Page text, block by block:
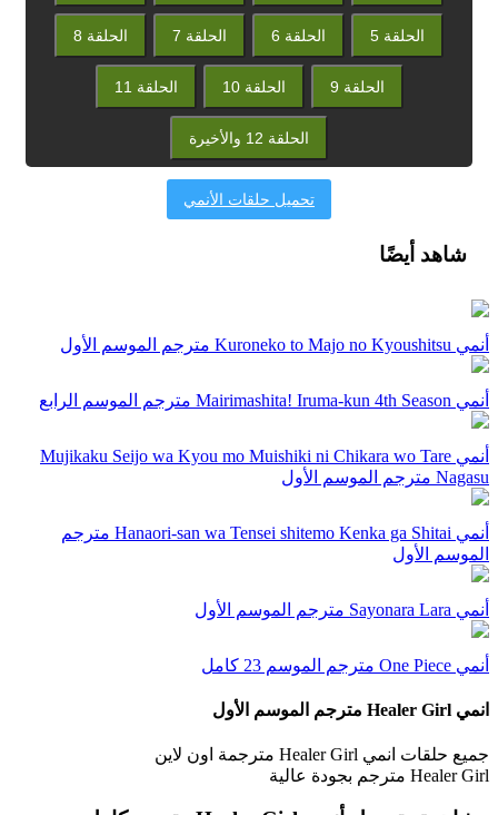
الحلقة 5 الحلقة 6 الحلقة 7 الحلقة 8
الحلقة 9 الحلقة 10 الحلقة 11
الحلقة 12 والأخيرة
تحميل حلقات الأنمي
شاهد أيضًا
أنمي Kuroneko to Majo no Kyoushitsu مترجم الموسم الأول
أنمي Mairimashita! Iruma-kun 4th Season مترجم الموسم الرابع
أنمي Mujikaku Seijo wa Kyou mo Muishiki ni Chikara wo Tare
Nagasu مترجم الموسم الأول
أنمي Hanaori-san wa Tensei shitemo Kenka ga Shitai مترجم
الموسم الأول
أنمي Sayonara Lara مترجم الموسم الأول
أنمي One Piece مترجم الموسم 23 كامل
انمي Healer Girl مترجم الموسم الأول
جميع حلقات انمي Healer Girl مترجمة اون لاين
Healer Girl مترجم بجودة عالية